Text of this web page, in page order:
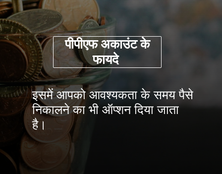
इसमें आपको आवश्यकता के समय पैसे
निकालने का भी ऑप्शन दिया जाता
है।
पीपीएफ अकाउंट के
फायदे